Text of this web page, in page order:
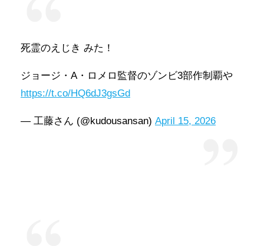
死霊のえじき みた！
ジョージ・A・ロメロ監督のゾンビ3部作制覇や
https://t.co/HQ6dJ3gsGd
— 工藤さん (@kudousansan) April 15, 2026